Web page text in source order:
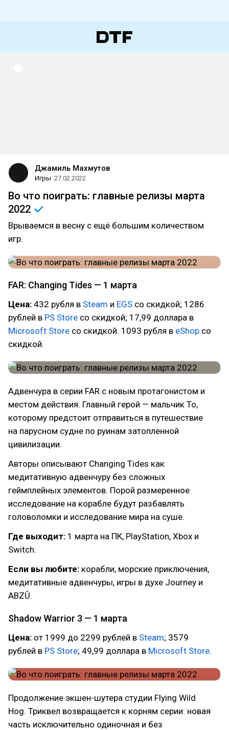
Джамиль Махмутов
Игры 27.02.2022
Во что поиграть: главные релизы марта
2022
Врываемся в весну с ещё большим количеством
игр.
FAR: Changing Tides — 1 марта
Цена: 432 рубля в Steam и EGS со скидкой; 1286
рублей в PS Store со скидкой; 17,99 доллара в
Microsoft Store со скидкой. 1093 рубля в eShop со
скидкой.
Адвенчура в серии FAR с новым протагонистом и
местом действия. Главный герой — мальчик То,
которому предстоит отправиться в путешествие
на парусном судне по руинам затопленной
цивилизации.
Авторы описывают Changing Tides как
медитативную адвенчуру без сложных
геймплейных элементов. Порой размеренное
исследование на корабле будут разбавлять
головоломки и исследование мира на суше.
Где выходит: 1 марта на ПК, PlayStation, Xbox и
Switch.
Если вы любите: корабли, морские приключения,
медитативные адвенчуры, игры в духе Journey и
ABZÛ.
Shadow Warrior 3 — 1 марта
Цена: от 1999 до 2299 рублей в Steam; 3579
рублей в PS Store; 49,99 доллара в Microsoft Store.
Продолжение экшен-шутера студии Flying Wild
Hog. Триквел возвращается к корням серии: новая
часть исключительно одиночная и без